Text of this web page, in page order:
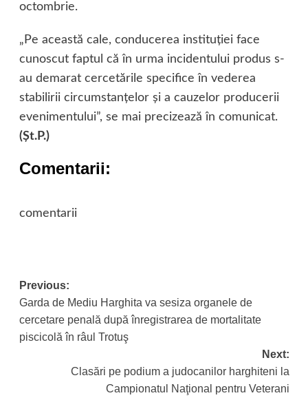
octombrie.
„Pe această cale, conducerea instituţiei face
cunoscut faptul că în urma incidentului produs s-
au demarat cercetările specifice în vederea
stabilirii circumstanţelor şi a cauzelor producerii
evenimentului”, se mai precizează în comunicat.
(Şt.P.)
Comentarii:
comentarii
Post
navigation
Previous:
Garda de Mediu Harghita va sesiza organele de
cercetare penală după înregistrarea de mortalitate
piscicolă în râul Trotuş
Next:
Clasări pe podium a judocanilor harghiteni la
Campionatul Naţional pentru Veterani